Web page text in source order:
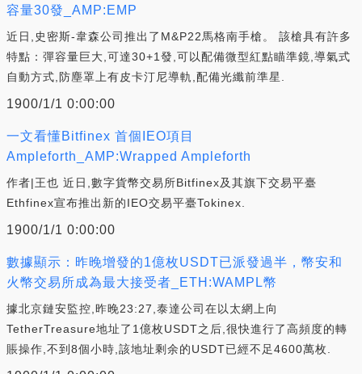
容量30發_AMP:EMP
近日,史密斯-韋森公司推出了M&P22馬格南手槍。 該槍具有許多
特點：彈容量巨大,可達30+1發,可以配備微型紅點瞄準鏡,導氣式
自動方式,防塵罩上有皮卡汀尼導軌,配備光纖前準星.
1900/1/1 0:00:00
一文看懂Bitfinex 首個IEO項目
Ampleforth_AMP:Wrapped Ampleforth
作者|王也 近日,數字貨幣交易所Bitfinex及其旗下交易平臺
Ethfinex宣布推出新的IEO交易平臺Tokinex.
1900/1/1 0:00:00
數據顯示：昨晚增發的1億枚USDT已派發過半，幣安和
火幣交易所成為最大接受者_ETH:WAMPL幣
據北京鏈安監控,昨晚23:27,泰達公司在以太網上向
TetherTreasure地址了1億枚USDT之后,很快進行了高頻度的轉
賬操作,不到8個小時,該地址剩余的USDT已經不足4600萬枚.